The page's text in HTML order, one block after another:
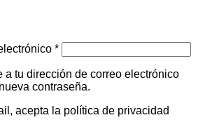
*Obligatorio
a tu dirección de correo electrónico
contraseña.
acepta la política de privacidad